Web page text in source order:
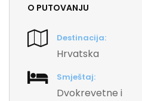
O PUTOVANJU
Destinacija:
Hrvatska
Smještaj:
Dvokrevetne i